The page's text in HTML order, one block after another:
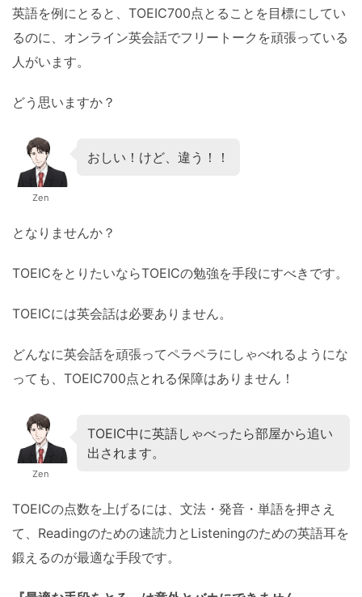
英語を例にとると、TOEIC700点とることを目標にしてい
るのに、オンライン英会話でフリートークを頑張っている
人がいます。
どう思いますか？
Zen
おしい！けど、違う！！
となりませんか？
TOEICをとりたいならTOEICの勉強を手段にすべきです。
TOEICには英会話は必要ありません。
どんなに英会話を頑張ってペラペラにしゃべれるようにな
っても、TOEIC700点とれる保障はありません！
Zen
TOEIC中に英語しゃべったら部屋から追い
出されます。
TOEICの点数を上げるには、文法・発音・単語を押さえ
て、Readingのための速読力とListeningのための英語耳を
鍛えるのが最適な手段です。